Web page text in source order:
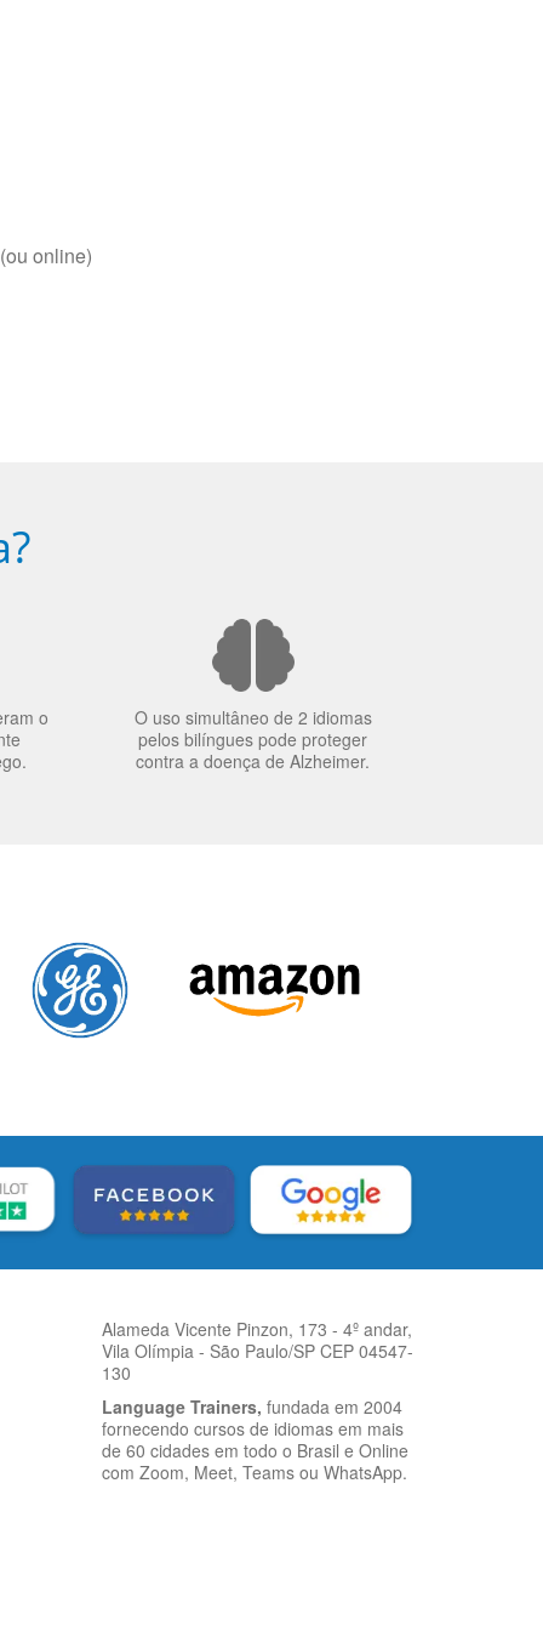
online)
o
O uso simultâneo de 2 idiomas
pelos bilíngues pode proteger
contra a doença de Alzheimer.
Alameda Vicente Pinzon, 173 - 4º andar,
Vila Olímpia - São Paulo/SP CEP 04547-
130
Language Trainers, fundada em 2004
fornecendo cursos de idiomas em mais
de 60 cidades em todo o Brasil e Online
com Zoom, Meet, Teams ou WhatsApp.